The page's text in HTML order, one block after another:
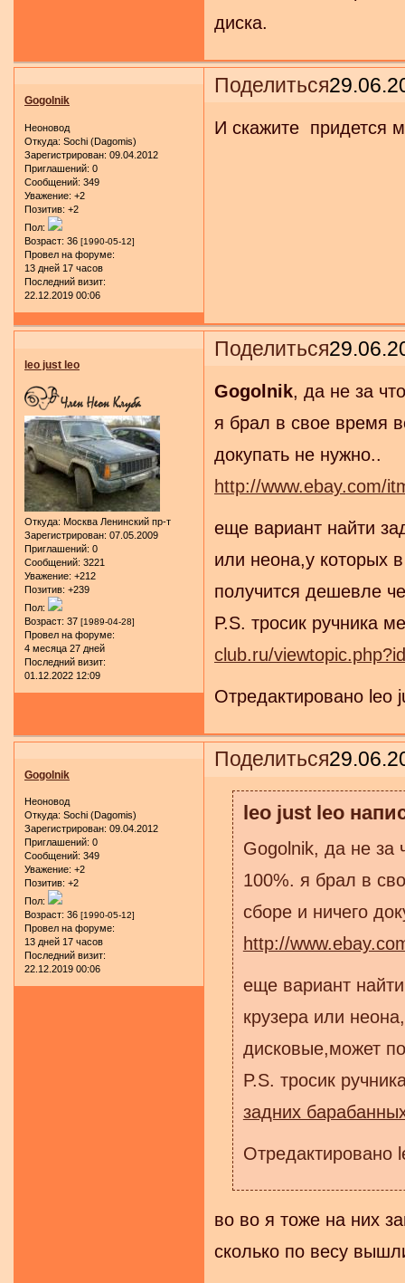
диска.
Поделиться
Gogolnik
Неоновод
Откуда: Sochi (Dagomis)
Зарегистрирован: 09.04.2012
Приглашений: 0
Сообщений: 349
Уважение: +2
Позитив: +2
Пол:
Возраст: 36 [1990-05-12]
Провел на форуме:
13 дней 17 часов
Последний визит:
22.12.2019 00:06
И скажите придется
Поделиться
leo just leo
Откуда: Москва Ленинский пр-т
Зарегистрирован: 07.05.2009
Приглашений: 0
Сообщений: 3221
Уважение: +212
Позитив: +239
Пол:
Возраст: 37 [1989-04-28]
Провел на форуме:
4 месяца 27 дней
Последний визит:
01.12.2022 12:09
Gogolnik, да не за
я брал в свое время
докупать не нужно..
http://www.ebay.com/
еще вариант найти
или неона,у которых
получится дешевле
P.S. тросик ручника
club.ru/
Отредактировано leo
Поделиться
Gogolnik
Неоновод
Откуда: Sochi (Dagomis)
Зарегистрирован: 09.04.2012
Приглашений: 0
Сообщений: 349
Уважение: +2
Позитив: +2
Пол:
Возраст: 36 [1990-05-12]
Провел на форуме:
13 дней 17 часов
Последний визит:
22.12.2019 00:06
leo just leo
Gogolnik, да не за
100%. я брал в
сборе и ничего
http://
еще вариант
крузера или
дисковые,может
P.S. тросик
задних
Отредактировано
во во я тоже на них
сколько по весу